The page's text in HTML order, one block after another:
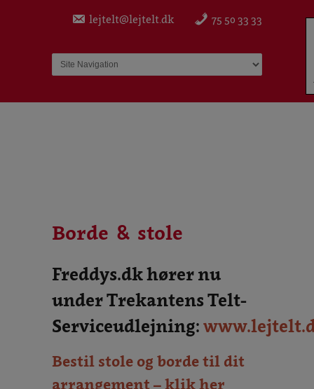
lejtelt@lejtelt.dk 75 50 33 33
Borde & stole
Freddys.dk hører nu
under Trekantens Telt-
Serviceudlejning:
Bestil stole og borde til dit
arrangement – klik her